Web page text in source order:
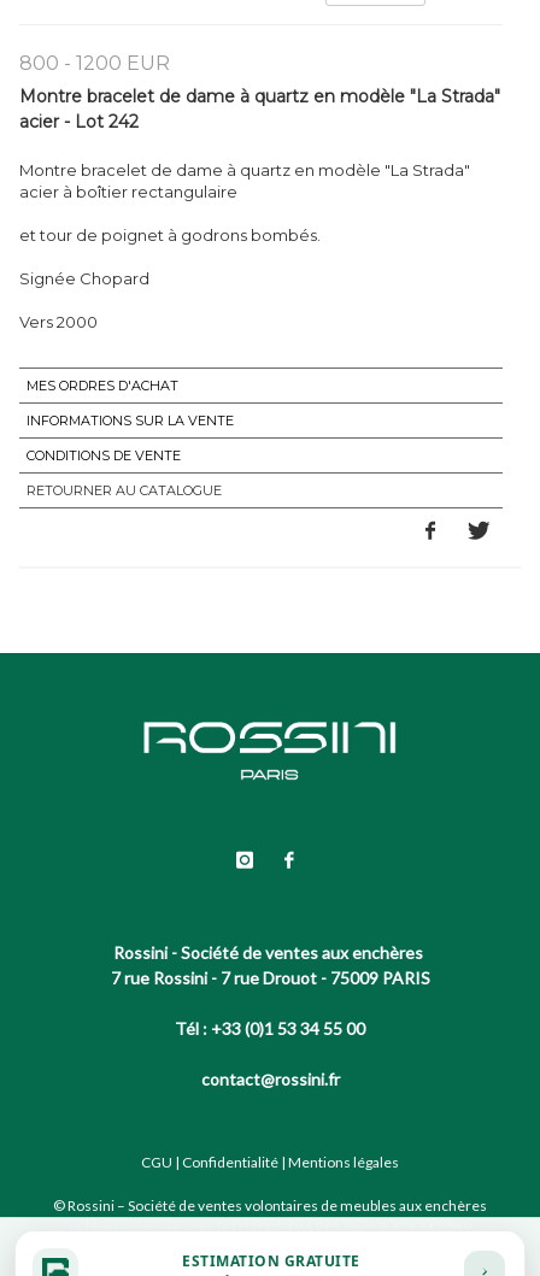
800 - 1200 EUR
Montre bracelet de dame à quartz en modèle "La Strada"
acier - Lot 242
Montre bracelet de dame à quartz en modèle "La Strada"
acier à boîtier rectangulaire
et tour de poignet à godrons bombés.
Signée Chopard
Vers 2000
MES ORDRES D'ACHAT
INFORMATIONS SUR LA VENTE
CONDITIONS DE VENTE
RETOURNER AU CATALOGUE
Rossini - Société de ventes aux enchères
7 rue Rossini - 7 rue Drouot - 75009 PARIS
Tél : +33 (0)1 53 34 55 00
contact@rossini.fr
CGU | Confidentialité | Mentions légales
© Rossini – Société de ventes volontaires de meubles aux enchères
ESTIMATION GRATUITE